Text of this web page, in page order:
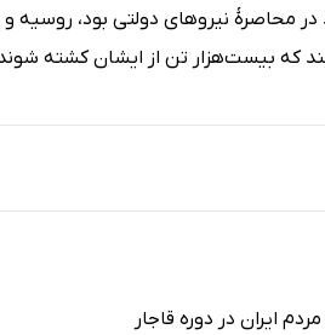
محاصرۀ نیروهای دولتی بود، روسیه و
که بیست‌هزار تن از ایشان کشته
ایران در دوره قاجار